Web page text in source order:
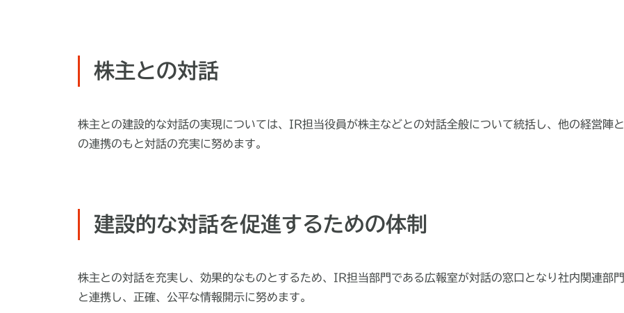
株主との対話
株主との建設的な対話の実現については、IR担当役員が株主などとの対話全般について統括し、他の経営陣と
の連携のもと対話の充実に努めます。
建設的な対話を促進するための体制
株主との対話を充実し、効果的なものとするため、IR担当部門である広報室が対話の窓口となり社内関連部門
と連携し、正確、公平な情報開示に努めます。